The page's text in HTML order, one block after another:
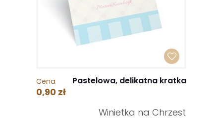
Cena
0,90 zł
Pastelowa, delikatna kratka
Winietka na Chrzest